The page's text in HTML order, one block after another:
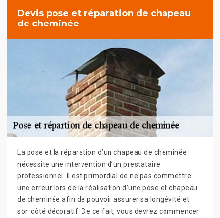
Devis pose et réparation de chapeau
de cheminée
La pose et la réparation d’un chapeau de cheminée
nécessite une intervention d’un prestataire
professionnel. Il est primordial de ne pas commettre
une erreur lors de la réalisation d’une pose et chapeau
de cheminée afin de pouvoir assurer sa longévité et
son côté décoratif. De ce fait, vous devrez commencer